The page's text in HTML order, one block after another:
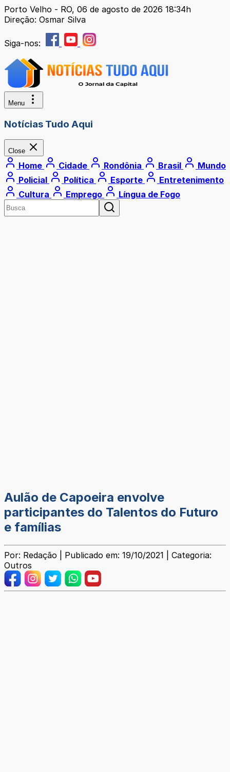
Porto Velho - RO, 06 de agosto de 2026 18:34h
Direção: Osmar Silva
Siga-nos:
Menu
Notícias Tudo Aqui
Close
Home Cidade Rondônia Brasil
Mundo
Policial
Política Esporte
Entretenimento
Cultura
Emprego Língua de Fogo
Aulão de Capoeira envolve
participantes do Talentos do Futuro
e famílias
Por: Redação | Publicado em: 19/10/2021 | Categoria:
Outros